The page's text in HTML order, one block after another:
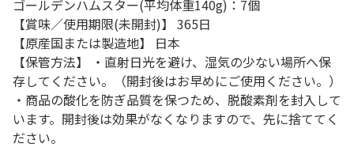
ゴールデンハムスター(平均体重140g)：7個
【賞味／使用期限(未開封)】 365日
【原産国または製造地】 日本
【保管方法】 ・直射日光を避け、湿気の少ない場所へ保
存してください。（開封後はお早めにご使用ください。）
・商品の酸化を防ぎ品質を保つため、脱酸素剤を封入して
います。開封後は効果がなくなりますので、先に捨ててく
ださい。